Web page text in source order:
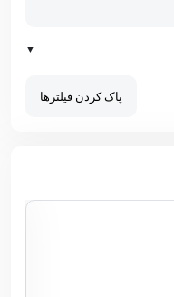
▼
پاک کردن فیلترها